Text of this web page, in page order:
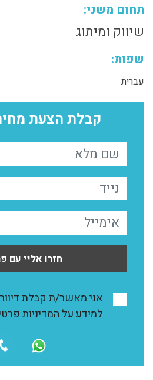
תחום משני:
שיווק ומיתוג
שפות:
עברית
קבלת הצעת
חזרו אליי עם
אני מאשר/ת קבלת
למידע על המדיניות